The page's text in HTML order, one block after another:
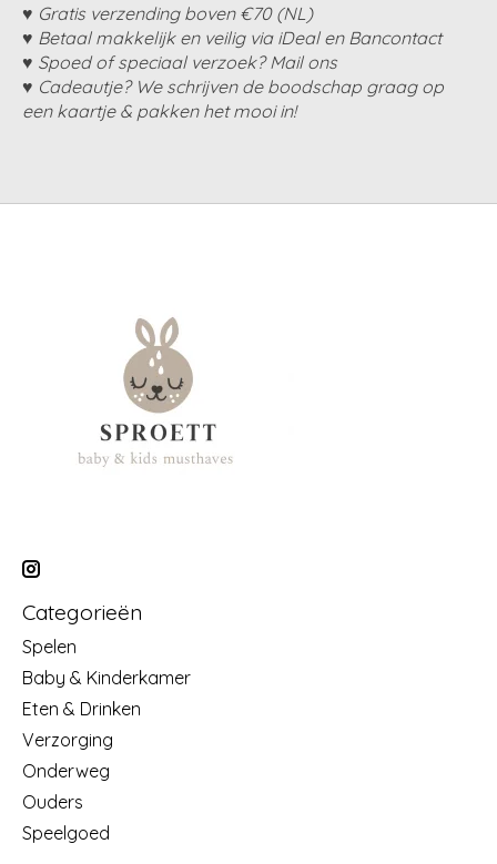
♥ Gratis verzending boven €70 (NL)
♥ Betaal makkelijk en veilig via iDeal en Bancontact
♥ Spoed of speciaal verzoek? Mail ons
♥ Cadeautje? We schrijven de boodschap graag op
een kaartje & pakken het mooi in!
Categorieën
Spelen
Baby & Kinderkamer
Eten & Drinken
Verzorging
Onderweg
Ouders
Speelgoed